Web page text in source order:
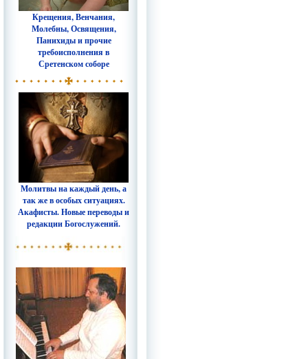
Крещения, Венчания,
Молебны, Освящения,
Панихиды и прочие
требоисполнения в
Сретенском соборе
Молитвы на каждый день, а
так же в особых ситуациях.
Акафисты. Новые переводы и
редакции Богослужений.